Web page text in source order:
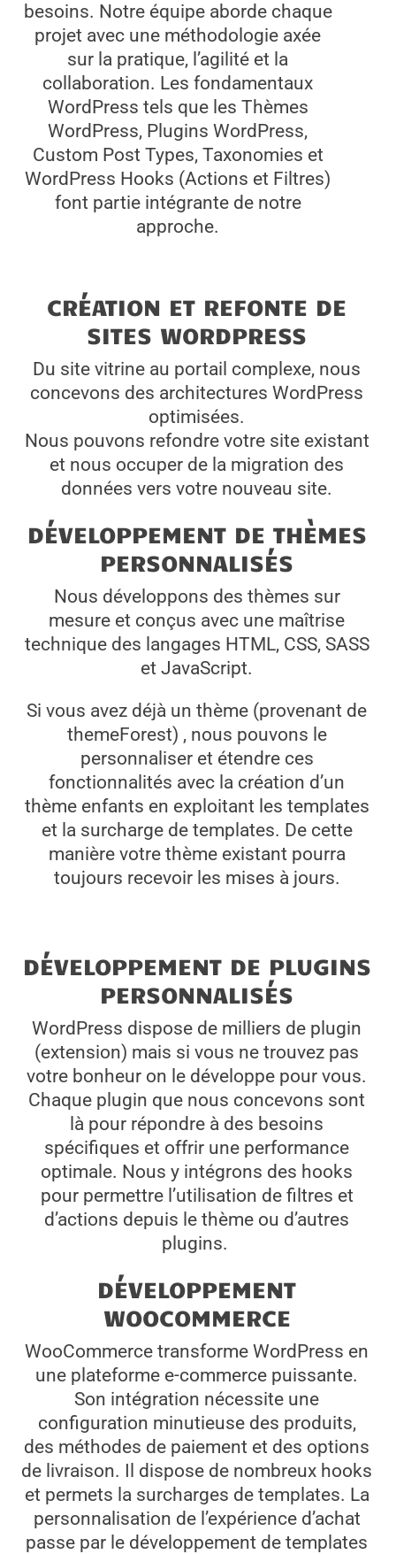
besoins. Notre équipe aborde chaque
projet avec une méthodologie axée
sur la pratique, l’agilité et la
collaboration. Les fondamentaux
WordPress tels que les Thèmes
WordPress, Plugins WordPress,
Custom Post Types, Taxonomies et
WordPress Hooks (Actions et Filtres)
font partie intégrante de notre
approche.
CRÉATION ET REFONTE DE
SITES WORDPRESS
Du site vitrine au portail complexe, nous
concevons des architectures WordPress
optimisées.
Nous pouvons refondre votre site existant
et nous occuper de la migration des
données vers votre nouveau site.
DÉVELOPPEMENT DE THÈMES
PERSONNALISÉS
Nous développons des thèmes sur
mesure et conçus avec une maîtrise
technique des langages HTML, CSS, SASS
et JavaScript.
Si vous avez déjà un thème (provenant de
themeForest) , nous pouvons le
personnaliser et étendre ces
fonctionnalités avec la création d’un
thème enfants en exploitant les templates
et la surcharge de templates. De cette
manière votre thème existant pourra
toujours recevoir les mises à jours.
DÉVELOPPEMENT DE PLUGINS
PERSONNALISÉS
WordPress dispose de milliers de plugin
(extension) mais si vous ne trouvez pas
votre bonheur on le développe pour vous.
Chaque plugin que nous concevons sont
là pour répondre à des besoins
spécifiques et offrir une performance
optimale. Nous y intégrons des hooks
pour permettre l’utilisation de filtres et
d’actions depuis le thème ou d’autres
plugins.
DÉVELOPPEMENT
WOOCOMMERCE
WooCommerce transforme WordPress en
une plateforme e-commerce puissante.
Son intégration nécessite une
configuration minutieuse des produits,
des méthodes de paiement et des options
de livraison. Il dispose de nombreux hooks
et permets la surcharges de templates. La
personnalisation de l’expérience d’achat
passe par le développement de templates